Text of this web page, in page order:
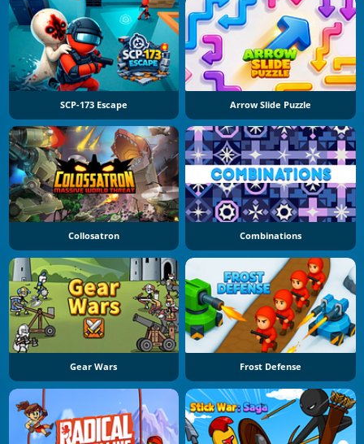
SCP-173 Escape Arrow Slide Puzzle
Collosatron Combinations
Gear Wars Frost Defense